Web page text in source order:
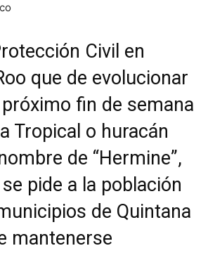
Civil en
que de evolucionar
fin de semana
Tropical o huracán
de “Hermine”,
pide a la población
de Quintana
mantenerse